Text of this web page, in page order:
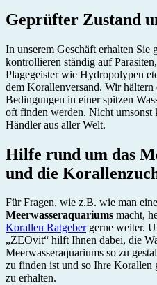
Geprüfter Zustand
In unserem Geschäft erhalten Sie
kontrollieren ständig auf
Plagegeister wie Hydropolypen
dem Korallenversand. Wir
Bedingungen in einer spitzen
oft finden werden. Nicht umsonst
Händler aus aller Welt.
Hilfe rund um das
und die
Für Fragen, wie z.B. wie man
Meerwasseraquariums macht,
Korallen Ratgebergerne weiter.
„ZEOvit“ hilft Ihnen dabei, die
Meerwasseraquariums so zu
zu finden ist und so Ihre Korallen
zu erhalten.